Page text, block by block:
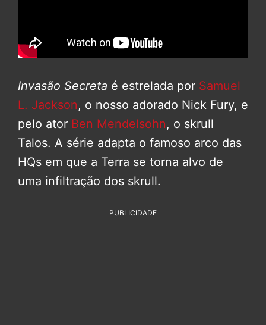
Invasão Secreta é estrelada por Samuel
L. Jackson, o nosso adorado Nick Fury, e
pelo ator Ben Mendelsohn, o skrull
Talos. A série adapta o famoso arco das
HQs em que a Terra se torna alvo de
uma infiltração dos skrull.
PUBLICIDADE